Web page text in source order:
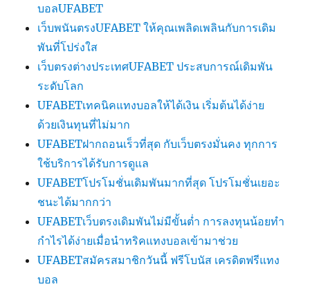
บอลUFABET
เว็บพนันตรงUFABET ให้คุณเพลิดเพลินกับการเดิม
พันที่โปร่งใส
เว็บตรงต่างประเทศUFABET ประสบการณ์เดิมพัน
ระดับโลก
UFABETเทคนิคแทงบอลให้ได้เงิน เริ่มต้นได้ง่าย
ด้วยเงินทุนที่ไม่มาก
UFABETฝากถอนเร็วที่สุด กับเว็บตรงมั่นคง ทุกการ
ใช้บริการได้รับการดูแล
UFABETโปรโมชั่นเดิมพันมากที่สุด โปรโมชั่นเยอะ
ชนะได้มากกว่า
UFABETเว็บตรงเดิมพันไม่มีขั้นต่ำ การลงทุนน้อยทำ
กำไรได้ง่ายเมื่อนำทริคแทงบอลเข้ามาช่วย
UFABETสมัครสมาชิกวันนี้ ฟรีโบนัส เครดิตฟรีแทง
บอล